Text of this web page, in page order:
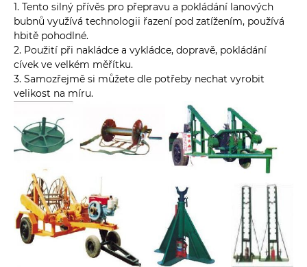
1. Tento silný přívěs pro přepravu a pokládání lanových
bubnů využívá technologii řazení pod zatížením, používá
hbitě pohodlné.
2. Použití při nakládce a vykládce, dopravě, pokládání
cívek ve velkém měřítku.
3. Samozřejmě si můžete dle potřeby nechat vyrobit
velikost na míru.